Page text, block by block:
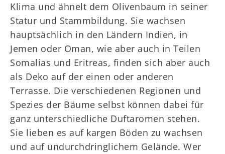
Klima und ähnelt dem Olivenbaum in seiner
Statur und Stammbildung. Sie wachsen
hauptsächlich in den Ländern Indien, in
Jemen oder Oman, wie aber auch in Teilen
Somalias und Eritreas, finden sich aber auch
als Deko auf der einen oder anderen
Terrasse. Die verschiedenen Regionen und
Spezies der Bäume selbst können dabei für
ganz unterschiedliche Duftaromen stehen.
Sie lieben es auf kargen Böden zu wachsen
und auf undurchdringlichem Gelände. Wer